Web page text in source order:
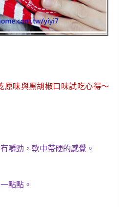
原味與黑胡椒口味試吃心得～
嚼勁 ， 軟中帶硬的感覺。
點點 。